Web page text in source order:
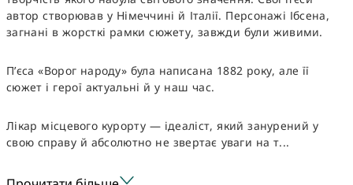
автор створював у Німеччині й Італії. Персонажі Ібсена,
загнані в жорсткі рамки сюжету, завжди були живими.
П’єса «Ворог народу» була написана 1882 року, але її
сюжет і герої актуальні й у наш час.
Лікар місцевого курорту — ідеаліст, який занурений у
свою справу й абсолютно не звертає уваги на т...